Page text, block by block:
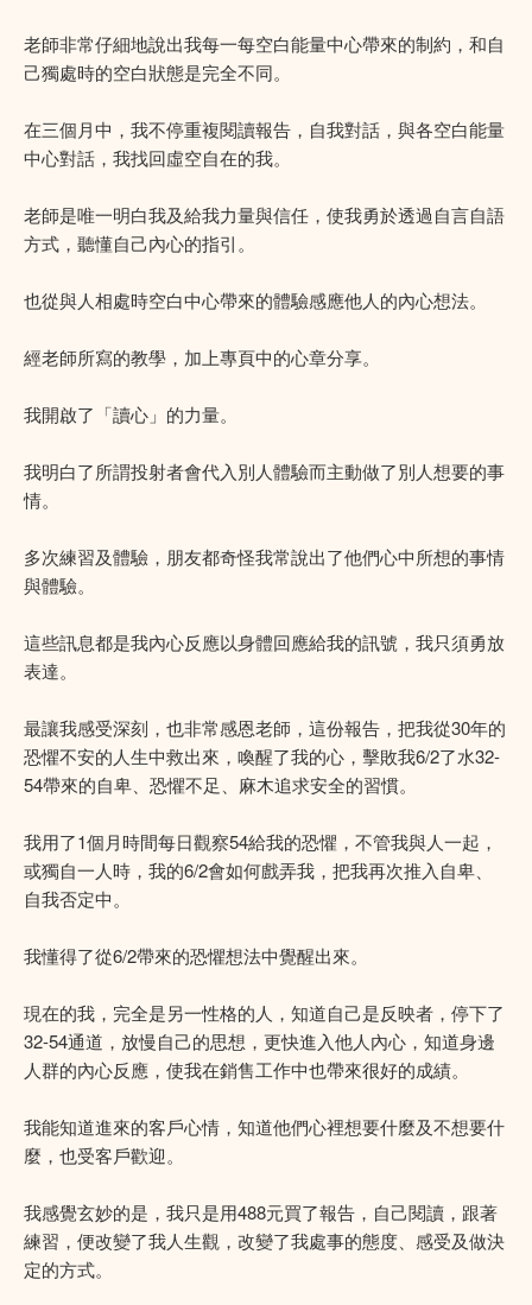
老師非常仔細地說出我每一每空白能量中心帶來的制約，和自
己獨處時的空白狀態是完全不同。
在三個月中，我不停重複閱讀報告，自我對話，與各空白能量
中心對話，我找回虛空自在的我。
老師是唯一明白我及給我力量與信任，使我勇於透過自言自語
方式，聽懂自己內心的指引。
也從與人相處時空白中心帶來的體驗感應他人的內心想法。
經老師所寫的教學，加上專頁中的心章分享。
我開啟了「讀心」的力量。
我明白了所謂投射者會代入別人體驗而主動做了別人想要的事
情。
多次練習及體驗，朋友都奇怪我常說出了他們心中所想的事情
與體驗。
這些訊息都是我內心反應以身體回應給我的訊號，我只須勇放
表達。
最讓我感受深刻，也非常感恩老師，這份報告，把我從30年的
恐懼不安的人生中救出來，喚醒了我的心，擊敗我6/2了水32-
54帶來的自卑、恐懼不足、麻木追求安全的習慣。
我用了1個月時間每日觀察54給我的恐懼，不管我與人一起，
或獨自一人時，我的6/2會如何戲弄我，把我再次推入自卑、
自我否定中。
我懂得了從6/2帶來的恐懼想法中覺醒出來。
現在的我，完全是另一性格的人，知道自己是反映者，停下了
32-54通道，放慢自己的思想，更快進入他人內心，知道身邊
人群的內心反應，使我在銷售工作中也帶來很好的成績。
我能知道進來的客戶心情，知道他們心裡想要什麼及不想要什
麼，也受客戶歡迎。
我感覺玄妙的是，我只是用488元買了報告，自己閱讀，跟著
練習，便改變了我人生觀，改變了我處事的態度、感受及做決
定的方式。